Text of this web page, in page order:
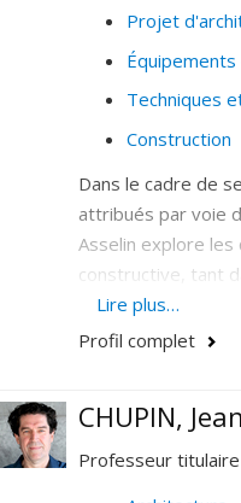
Projet
Techniques
Construction
Dans le cadre de
attribués par voie
Asselin explore les
constructive, tant
pratiques, à
technique. Cette
en lumière le fait
matériel ne sont
Lire plus…
Profil complet
CHUPIN,
Professeur titulaire